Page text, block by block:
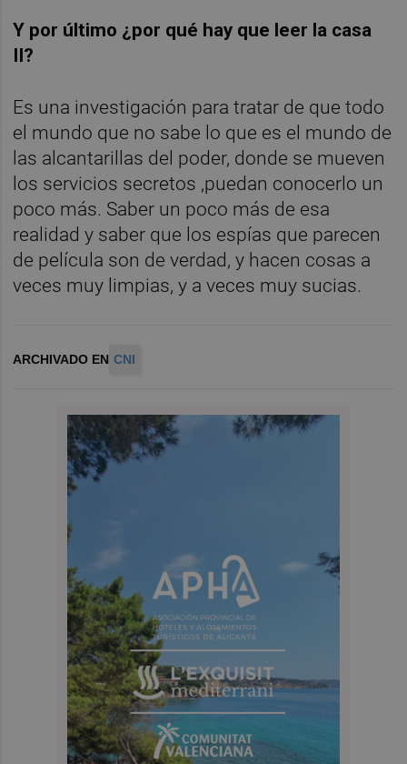
Y por último ¿por qué hay que leer la casa
II?
Es una investigación para tratar de que todo
el mundo que no sabe lo que es el mundo de
las alcantarillas del poder, donde se mueven
los servicios secretos ,puedan conocerlo un
poco más. Saber un poco más de esa
realidad y saber que los espías que parecen
de película son de verdad, y hacen cosas a
veces muy limpias, y a veces muy sucias.
ARCHIVADO EN CNI